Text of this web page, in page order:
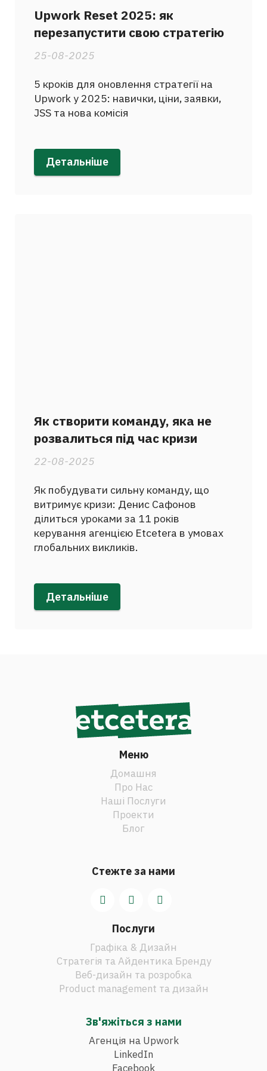
Upwork Reset 2025: як
перезапустити свою стратегію
25-08-2025
5 кроків для оновлення стратегії на
Upwork у 2025: навички, ціни, заявки,
JSS та нова комісія
Детальніше
Як створити команду, яка не
розвалиться під час кризи
22-08-2025
Як побудувати сильну команду, що
витримує кризи: Денис Сафонов
ділиться уроками за 11 років
керування агенцією Etcetera в умовах
глобальних викликів.
Детальніше
Меню
Домашня
Про Нас
Наші Послуги
Проекти
Блог
Стежте за нами
Послуги
Графіка & Дизайн
Стратегія та Айдентика Бренду
Веб-дизайн та розробка
Product management та дизайн
Зв'яжіться з нами
Агенція на Upwork
LinkedIn
Facebook